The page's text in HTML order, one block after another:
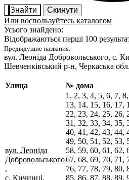
Знайти
Скинути
Или воспользуйтесь каталогом
Усього знайдено:
Відображаються перші 100
Предыдущие названия:
вул. Леоніда Добровольського, с.
Шевченківський р-н, Черкаська обл.
Улица № дома
вул. Леоніда
Добровольського
,
с. Кичинці,
1, 2, 3, 4, 5, 6, 7,
13, 14, 15, 16, 17,
22, 23, 24, 25, 26,
31, 32, 33, 34, 35,
40, 41, 42, 43, 44,
49, 50, 51, 52, 53,
58, 59, 60, 61, 62,
67, 68, 69, 70, 71,
76, 77, 78, 79, 80,
85, 86, 87, 88, 89,